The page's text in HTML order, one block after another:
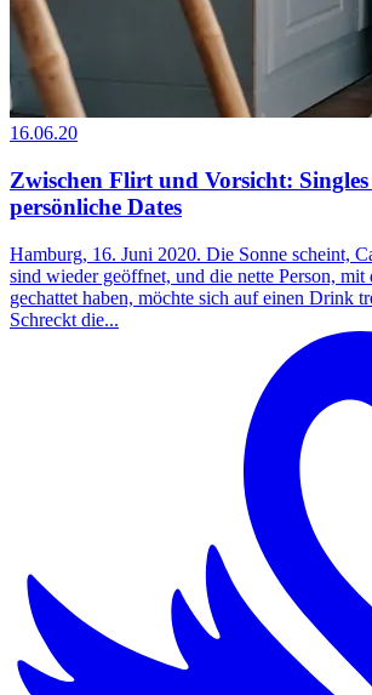
16.06.20
Zwischen Flirt und Vorsicht:
persönliche Dates
Hamburg, 16. Juni 2020. Die Sonne scheint,
sind wieder geöffnet, und die nette Person, mit
gechattet haben, möchte sich auf einen Drink
Schreckt die...